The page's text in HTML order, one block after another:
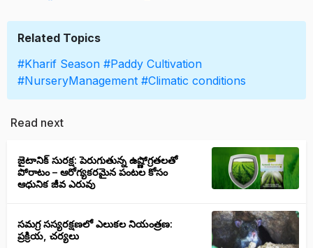
Related Topics
#Kharif Season #Paddy Cultivation
#NurseryManagement #Climatic conditions
Read next
జైటానిక్ సురక్ష: పెరుగుతున్న ఉష్ణోగ్రతలతో
పోరాటం – ఆరోగ్యకరమైన పంటల కోసం
ఆధునిక జీవ ఎరువు
సమగ్ర సస్యరక్షణలో ఎలుకల నియంత్రణ:
ప్రక్రియ, చర్యలు